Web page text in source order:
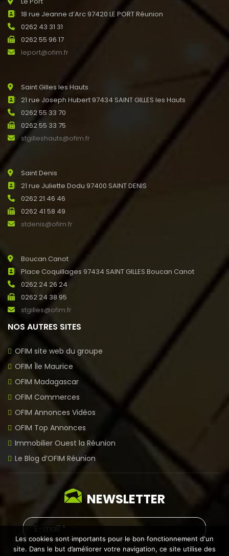
18 rue Jeanne d’Arc 97420 LE PORT Réunion
0262 43 31 31
0262 55 96 17
leport@ofim.fr
Saint Gilles les Hauts
21 rue Joseph Hubert 97434 SAINT GILLES les Hauts
0262 55 33 70
0262 55 33 75
stgilleshauts@ofim.fr
Saint Denis
21 rue Juliette Dodu 97400 SAINT DENIS
0262 21 46 46
0262 41 58 49
stdenis@ofim.fr
Boucan Canot
Place Coquillages 97434 SAINT GILLES Boucan Canot
0262 24 26 24
0262 24 38 95
stgilles@ofim.fr
NOS AUTRES SITES
OFIM site web du groupe
OFIM Île Maurice
OFIM Madagascar
OFIM Commerces
OFIM Annonces Vidéos
OFIM Top Annonces
Immobilier Ouest la Réunion
Le Blog d’OFIM Réunion
NEWSLETTER
Les cookies sont importants pour le bon fonctionnement d'un
site. Dans le but d’améliorer votre navigation, ce site utilise des